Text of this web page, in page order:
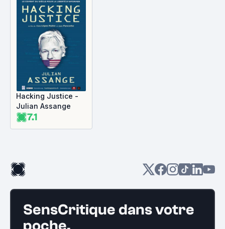
Hacking Justice -
Julian Assange
7.1
SensCritique dans votre